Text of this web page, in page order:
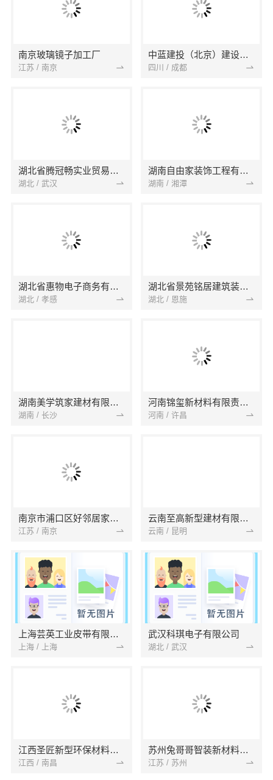
南京玻璃镜子加工厂
江苏 / 南京
中蓝建投（北京）建设有限公司四川第一分公司
四川 / 成都
湖北省腾冠畅实业贸易有限公司
湖北 / 武汉
湖南自由家装饰工程有限公司
湖南 / 湘潭
湖北省惠物电子商务有限公司
湖北 / 孝感
湖北省景苑铭居建筑装饰有限公司
湖北 / 恩施
湖南美学筑家建材有限公司
湖南 / 长沙
河南锦玺新材料有限责任公司
河南 / 许昌
南京市浦口区好邻居家政服务中心
江苏 / 南京
云南至高新型建材有限公司
云南 / 昆明
上海芸英工业皮带有限公司
上海 / 上海
武汉科琪电子有限公司
湖北 / 武汉
江西圣匠新型环保材料有限公司
江西 / 南昌
苏州兔哥哥智装新材料有限公司
江苏 / 苏州